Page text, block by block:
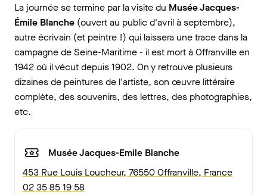
La journée se termine par la visite du Musée Jacques-
Émile Blanche (ouvert au public d'avril à septembre),
autre écrivain (et peintre !) qui laissera une trace dans la
campagne de Seine-Maritime - il est mort à Offranville en
1942 où il vécut depuis 1902. On y retrouve plusieurs
dizaines de peintures de l'artiste, son œuvre littéraire
complète, des souvenirs, des lettres, des photographies,
etc.
Musée Jacques-Emile Blanche
453 Rue Louis Loucheur, 76550 Offranville, France
02 35 85 19 58